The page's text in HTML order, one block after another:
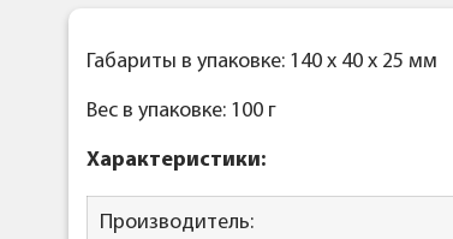
Габариты в упаковке: 140 x 40 x 25 мм
Вес в упаковке: 100 г
Характеристики:
Производитель: